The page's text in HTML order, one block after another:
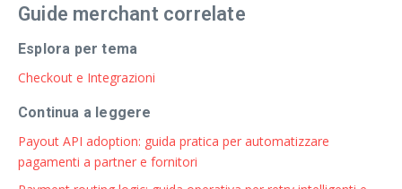
Guide merchant correlate
Esplora per tema
Checkout e Integrazioni
Continua a leggere
Payout API adoption: guida pratica per automatizzare
pagamenti a partner e fornitori